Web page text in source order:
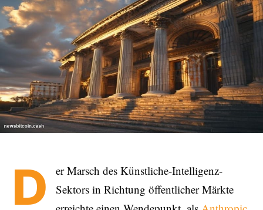
D
er Marsch des Künstliche-Intelligenz-
Sektors in Richtung öffentlicher Märkte